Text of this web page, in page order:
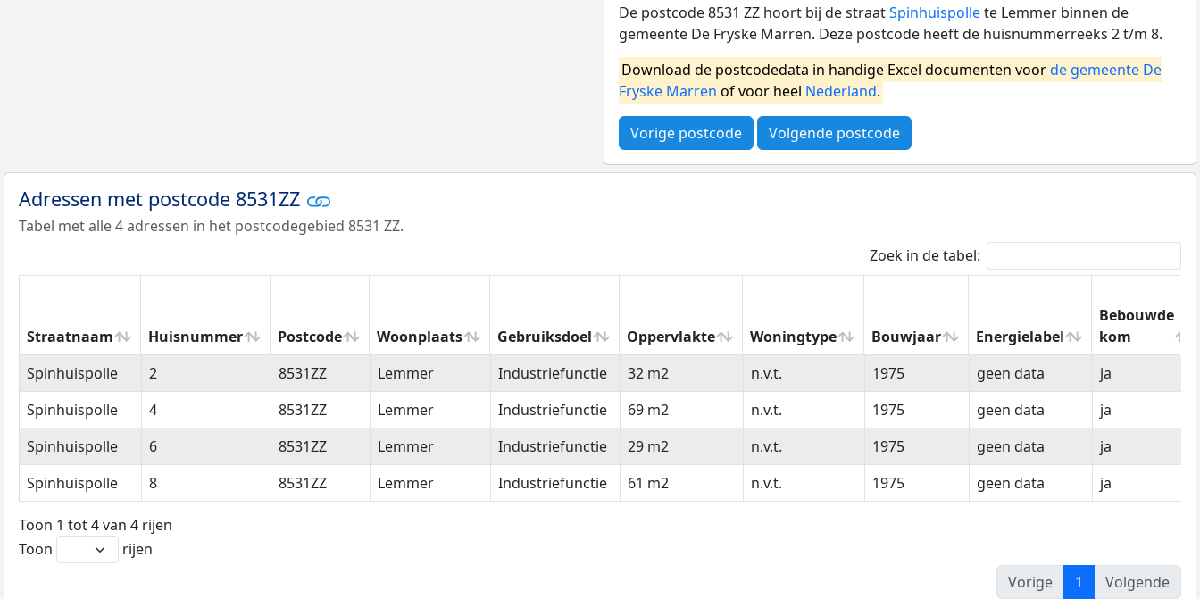
De postcode 8531 ZZ hoort bij de straatSpinhuispollete Lemmer binnen de
gemeente De Fryske Marren. Deze postcode heeft de huisnummerreeks 2 t/m 8.
Download de postcodedata in handige Excel documenten voorde gemeente De
Fryske Marren of voor heel Nederland.
Vorige postcode Volgende postcode
Adressen met postcode 8531ZZ
Tabel met alle 4 adressen in het postcodegebied 8531 ZZ.
Zoek in de tabel:
Straatnaam Huisnummer Postcode Woonplaats Gebruiksdoel Oppervlakte Woningtype Bouwjaar Energielabel
Bebouwde
kom
Straatnaam
Huisnummer Postcode Woonplaats Gebruiksdoel Oppervlakte Woningtype Bouwjaar Energielabel
Bebouwde
kom
Spinhuispolle 2 8531ZZ Lemmer Industriefunctie 32 m2 n.v.t. 1975 geen data
ja
Spinhuispolle
4 8531ZZ Lemmer Industriefunctie 69 m2 n.v.t. 1975 geen data
ja
Spinhuispolle
6 8531ZZ Lemmer Industriefunctie 29 m2 n.v.t. 1975 geen data
ja
Spinhuispolle
8 8531ZZ Lemmer Industriefunctie 61 m2 n.v.t. 1975 geen data ja
Toon 1 tot 4 van 4 rijen
Toon
rijen
Vorige
1 Volgende